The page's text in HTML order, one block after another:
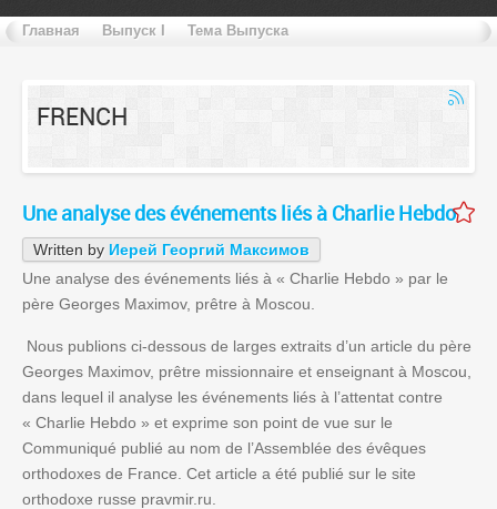
Главная Выпуск I Тема Выпуска
FRENCH
Une analyse des événements liés à Charlie Hebdo
Written by Иерей Георгий Максимов
Une analyse des événements liés à « Charlie Hebdo » par le
père Georges Maximov, prêtre à Moscou.
Nous publions ci-dessous de larges extraits d’un article du père
Georges Maximov, prêtre missionnaire et enseignant à Moscou,
dans lequel il analyse les événements liés à l’attentat contre
« Charlie Hebdo » et exprime son point de vue sur le
Communiqué publié au nom de l’Assemblée des évêques
orthodoxes de France. Cet article a été publié sur le site
orthodoxe russe pravmir.ru.